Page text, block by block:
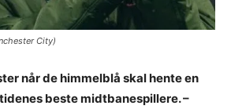
City)
når de himmelblå skal hente en
beste midtbanespillere. –